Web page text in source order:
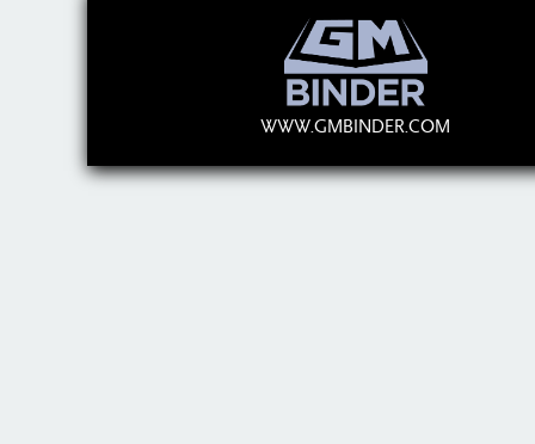
WWW.GMBINDER.COM